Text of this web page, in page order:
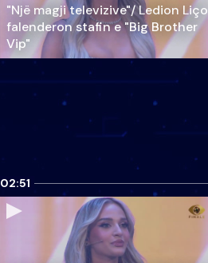
"Një magji televizive"/ Ledion Liço
falenderon stafin e "Big Brother
Vip"
02:51